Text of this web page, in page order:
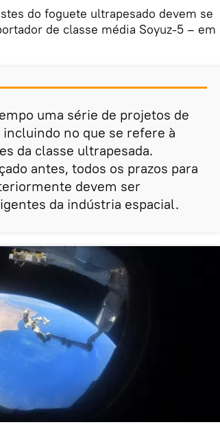
do foguete ultrapesado devem se
de classe média Soyuz-5 – em
uma série de projetos de
no que se refere à
da classe ultrapesada.
antes, todos os prazos para
devem ser
da indústria espacial.